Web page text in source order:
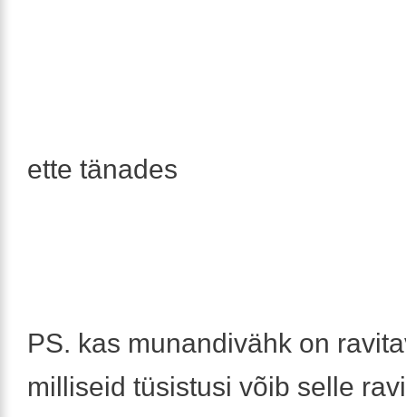
ette tänades
PS. kas munandivähk on
milliseid tüsistusi võib selle